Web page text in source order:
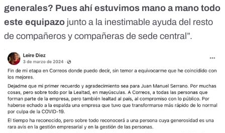
generales? Pues ahí estuvimos mano a mano todo
este equipazo junto a la inestimable ayuda del resto
de compañeros y compañeras de sede central”.